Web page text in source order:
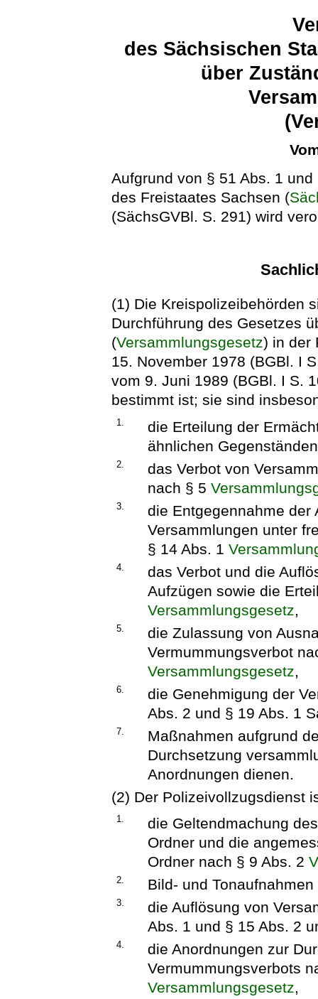
des Sächsischen
über
Aufgrund von § 51 Abs. 1
des Freistaates Sachsen (
(SächsGVBl. S. 291) wird
(1) Die Kreispolizeibehörden
Durchführung des Gesetzes
(Versammlungsgesetz) in der
15. November 1978 (BGBl. I
vom 9. Juni 1989 (BGBl. I S.
bestimmt ist; sie sind
1.
die Erteilung der
ähnlichen
2.
das Verbot von
nach § 5
3.
die Entgegennahme der
Versammlungen unter
§ 14 Abs. 1
4.
das Verbot und die
Aufzügen sowie die
Versammlungsgesetz
5.
die Zulassung von
Vermummungsverbot
Versammlungsgesetz
6.
die Genehmigung der
Abs. 2 und § 19 Abs. 1
7.
Maßnahmen aufgrund
Durchsetzung
Anordnungen dienen.
(2) Der Polizeivollzugsdienst
1.
die Geltendmachung
Ordner und die
Ordner nach § 9 Abs. 2
2. Bild- und
3.
die Auflösung von
Abs. 1 und § 15 Abs. 2
4.
die Anordnungen zur
Vermummungsverbots
Versammlungsgesetz,